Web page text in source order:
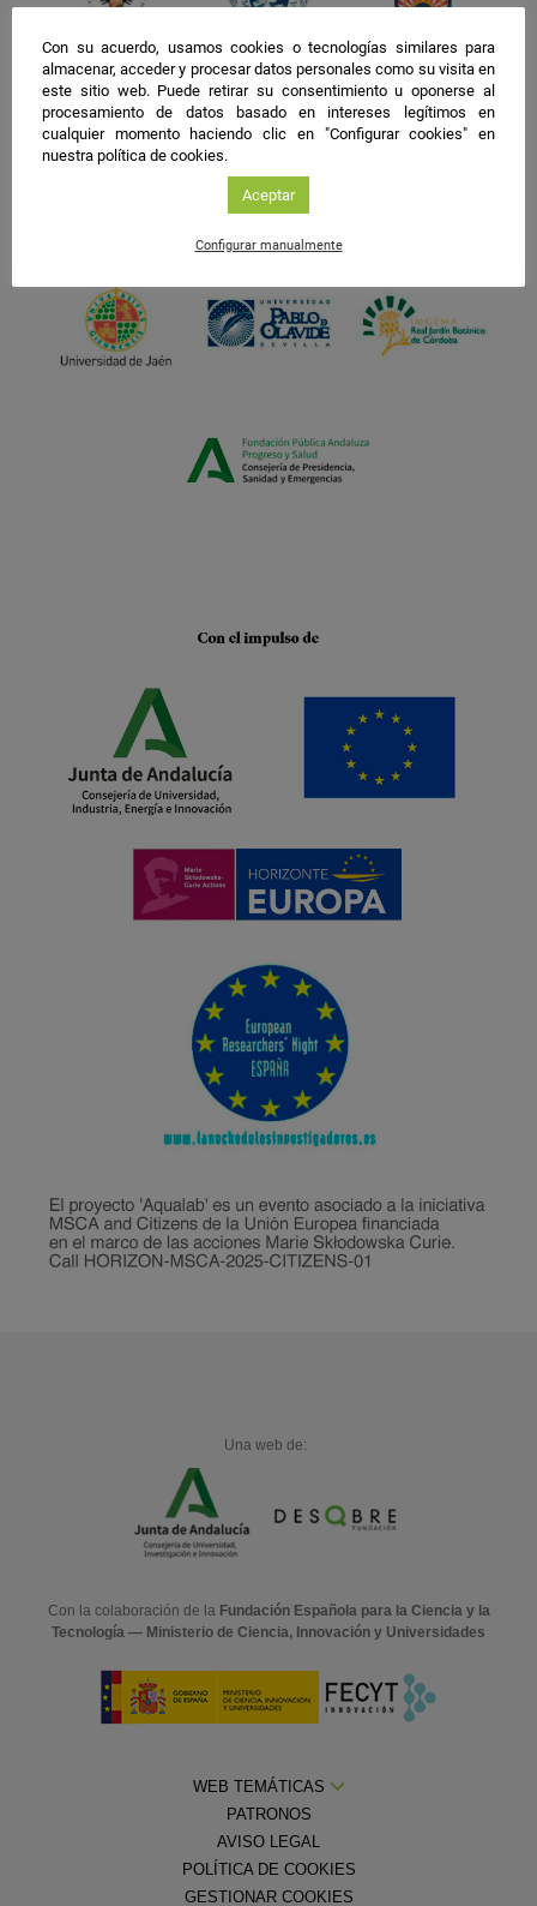
Una web de:
Con la colaboración de la Fundación Española para la Ciencia y la
Tecnología — Ministerio de Ciencia, Innovación y Universidades
WEB TEMÁTICAS
PATRONOS
AVISO LEGAL
POLÍTICA DE COOKIES
GESTIONAR COOKIES
Con su acuerdo, usamos cookies o tecnologías similares para
almacenar, acceder y procesar datos personales como su visita en
este sitio web. Puede retirar su consentimiento u oponerse al
procesamiento de datos basado en intereses legítimos en
cualquier momento haciendo clic en "Configurar cookies" en
nuestra política de cookies.
Aceptar
Configurar manualmente